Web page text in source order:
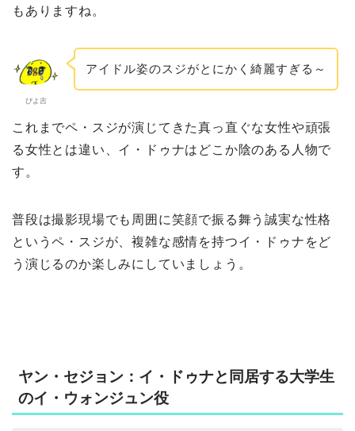
もありますね。
ぴよ吉
アイドル姿のスジがとにかく綺麗すぎる～
これまでペ・スジが演じてきた真っ直ぐな女性や頑張
る女性とは違い、イ・ドゥナはどこか陰のある人物で
す。
普段は撮影現場でも周囲に笑顔で振る舞う誠実な性格
というペ・スジが、複雑な感情を持つイ・ドゥナをど
う演じるのか楽しみにしていましょう。
ヤン・セジョン：イ・ドゥナと同居する大学生
のイ・ウォンジュン役